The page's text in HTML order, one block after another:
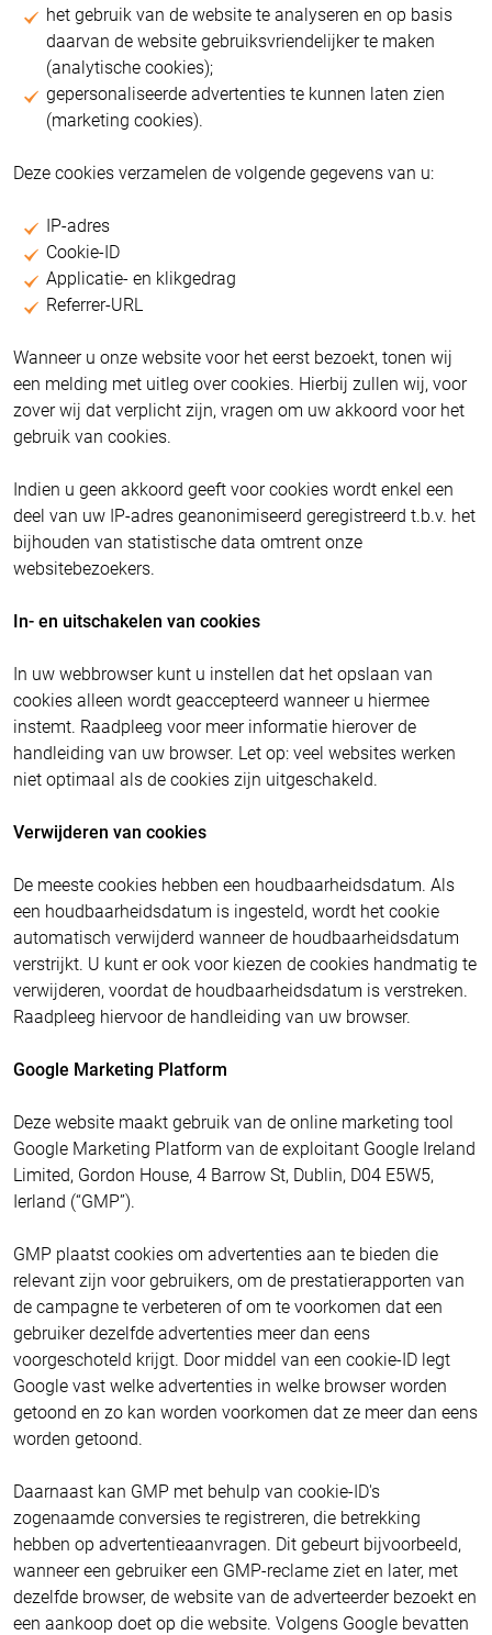
het gebruik van de website te analyseren en op basis
daarvan de website gebruiksvriendelijker te maken
(analytische cookies);
gepersonaliseerde advertenties te kunnen laten zien
(marketing cookies).
Deze cookies verzamelen de volgende gegevens van u:
IP-adres
Cookie-ID
Applicatie- en klikgedrag
Referrer-URL
Wanneer u onze website voor het eerst bezoekt, tonen wij
een melding met uitleg over cookies. Hierbij zullen wij, voor
zover wij dat verplicht zijn, vragen om uw akkoord voor het
gebruik van cookies.
Indien u geen akkoord geeft voor cookies wordt enkel een
deel van uw IP-adres geanonimiseerd geregistreerd t.b.v. het
bijhouden van statistische data omtrent onze
websitebezoekers.
In- en uitschakelen van cookies
In uw webbrowser kunt u instellen dat het opslaan van
cookies alleen wordt geaccepteerd wanneer u hiermee
instemt. Raadpleeg voor meer informatie hierover de
handleiding van uw browser. Let op: veel websites werken
niet optimaal als de cookies zijn uitgeschakeld.
Verwijderen van cookies
De meeste cookies hebben een houdbaarheidsdatum. Als
een houdbaarheidsdatum is ingesteld, wordt het cookie
automatisch verwijderd wanneer de houdbaarheidsdatum
verstrijkt. U kunt er ook voor kiezen de cookies handmatig te
verwijderen, voordat de houdbaarheidsdatum is verstreken.
Raadpleeg hiervoor de handleiding van uw browser.
Google Marketing Platform
Deze website maakt gebruik van de online marketing tool
Google Marketing Platform van de exploitant Google Ireland
Limited, Gordon House, 4 Barrow St, Dublin, D04 E5W5,
Ierland (“GMP”).
GMP plaatst cookies om advertenties aan te bieden die
relevant zijn voor gebruikers, om de prestatierapporten van
de campagne te verbeteren of om te voorkomen dat een
gebruiker dezelfde advertenties meer dan eens
voorgeschoteld krijgt. Door middel van een cookie-ID legt
Google vast welke advertenties in welke browser worden
getoond en zo kan worden voorkomen dat ze meer dan eens
worden getoond.
Daarnaast kan GMP met behulp van cookie-ID's
zogenaamde conversies te registreren, die betrekking
hebben op advertentieaanvragen. Dit gebeurt bijvoorbeeld,
wanneer een gebruiker een GMP-reclame ziet en later, met
dezelfde browser, de website van de adverteerder bezoekt en
een aankoop doet op die website. Volgens Google bevatten